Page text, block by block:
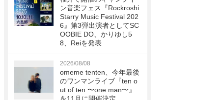
ン音楽フェス『Rockroshi
Starry Music Festival 202
6』第3弾出演者としてSC
OOBIE DO、かりゆし5
8、Reiを発表
2026/08/08
omeme tenten、今年最後
のワンマンライブ『ten o
ut of ten 〜one man〜』